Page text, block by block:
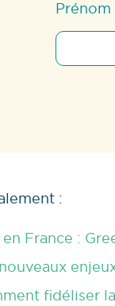
Prénom
:
en France :
fidéliser